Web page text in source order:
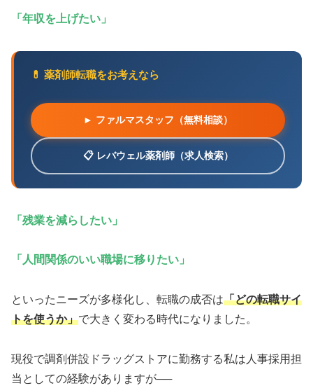
「年収を上げたい」
💊 薬剤師転職をお考えなら
► ファルマスタッフ（無料相談）
📋 レバウェル薬剤師（求人検索）
「残業を減らしたい」
「人間関係のいい職場に移りたい」
といったニーズが多様化し、転職の成否は「どの転職サイ
トを使うか」で大きく変わる時代になりました。
現役で調剤併設ドラッグストアに勤務する私は人事採用担
当としての経験がありますが──